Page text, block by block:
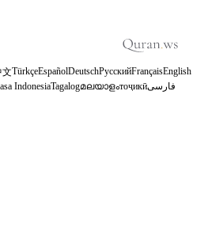
English
Français
Русский
Deutsch
Español
Türkçe
文
فارسیтоҷикӣ
മലയാളം
Tagalog
Indonesia